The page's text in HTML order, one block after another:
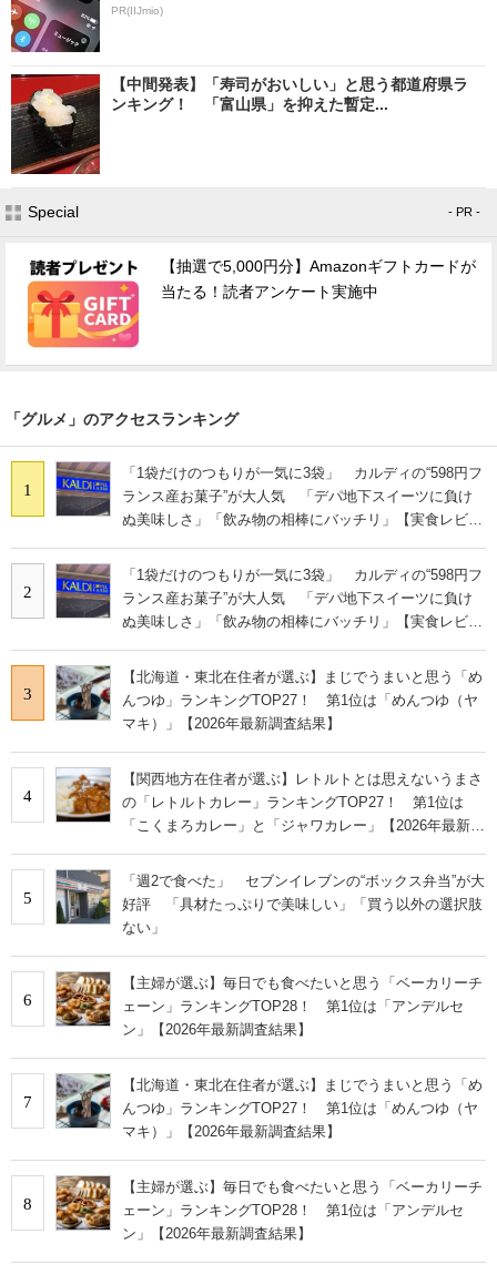
PR(IIJmio)
【中間発表】「寿司がおいしい」と思う都道府県ラ
ンキング！ 「富山県」を抑えた暫定...
Special - PR -
【抽選で5,000円分】Amazonギフトカードが
当たる！読者アンケート実施中
「グルメ」のアクセスランキング
1
「1袋だけのつもりが一気に3袋」 カルディの“598円フ
ランス産お菓子”が大人気 「デパ地下スイーツに負け
ぬ美味しさ」「飲み物の相棒にバッチリ」【実食レビュ
2
「1袋だけのつもりが一気に3袋」 カルディの“598円フ
ランス産お菓子”が大人気 「デパ地下スイーツに負け
ぬ美味しさ」「飲み物の相棒にバッチリ」【実食レビュ
3
【北海道・東北在住者が選ぶ】まじでうまいと思う「め
んつゆ」ランキングTOP27！ 第1位は「めんつゆ（ヤ
マキ）」【2026年最新調査結果】
4
【関西地方在住者が選ぶ】レトルトとは思えないうまさ
の「レトルトカレー」ランキングTOP27！ 第1位は
「こくまろカレー」と「ジャワカレー」【2026年最新調
5
「週2で食べた」 セブンイレブンの“ボックス弁当”が大
好評 「具材たっぷりで美味しい」「買う以外の選択肢
ない」
6
【主婦が選ぶ】毎日でも食べたいと思う「ベーカリーチ
ェーン」ランキングTOP28！ 第1位は「アンデルセ
ン」【2026年最新調査結果】
7
【北海道・東北在住者が選ぶ】まじでうまいと思う「め
んつゆ」ランキングTOP27！ 第1位は「めんつゆ（ヤ
マキ）」【2026年最新調査結果】
8
【主婦が選ぶ】毎日でも食べたいと思う「ベーカリーチ
ェーン」ランキングTOP28！ 第1位は「アンデルセ
ン」【2026年最新調査結果】